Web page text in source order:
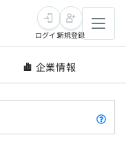
ログイン新規登録
企業情報